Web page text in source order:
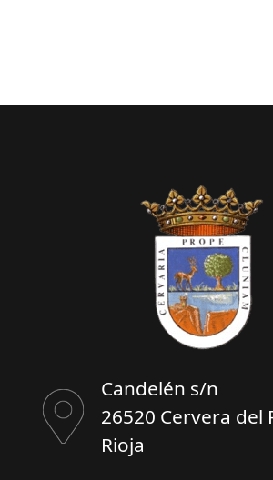
Candelén s/n
26520 Cervera del
Rioja